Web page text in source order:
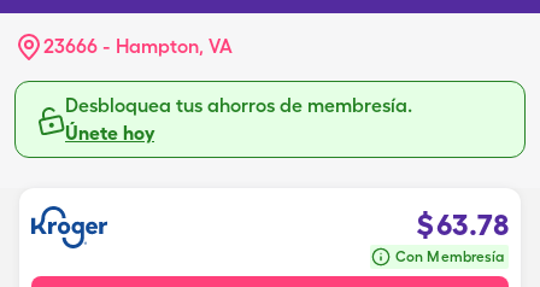
23666 - Hampton, VA
Desbloquea tus ahorros de membresía.
Únete hoy
$63.78
Con Membresía